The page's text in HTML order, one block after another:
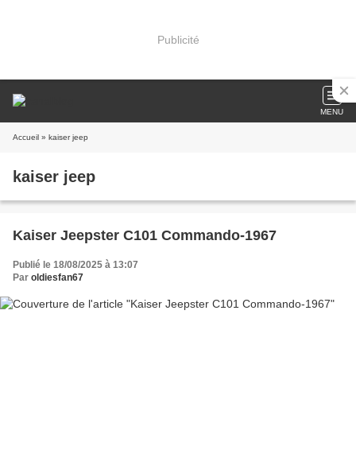
Publicité
MENU
Accueil » kaiser jeep
kaiser jeep
Kaiser Jeepster C101 Commando-1967
Publié le 18/08/2025 à 13:07
Par oldiesfan67